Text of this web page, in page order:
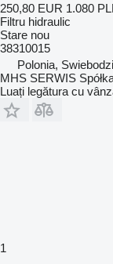
250,80 EUR 1.080
Filtru hidraulic
Stare nou
38310015
Polonia,
MHS SERWIS
Luați legătura cu
1